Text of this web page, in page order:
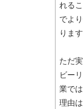
れる
でよ
ります
ただ
ビー
業で
理由